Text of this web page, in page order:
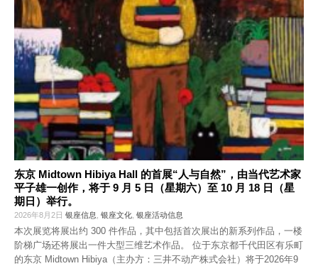
东京 Midtown Hibiya Hall 的首展“人与自然”，由当代艺术家
平子雄一创作，将于 9 月 5 日（星期六）至 10 月 18 日（星
期日）举行。
2026年8月2日 银座信息 银座文化 银座活动信息
本次展览将展出约 300 件作品，其中包括首次展出的新系列作品，一楼
阶梯广场还将展出一件大型三维艺术作品。 位于东京都千代田区有乐町
的东京 Midtown Hibiya（主办方：三井不动产株式会社）将于2026年9